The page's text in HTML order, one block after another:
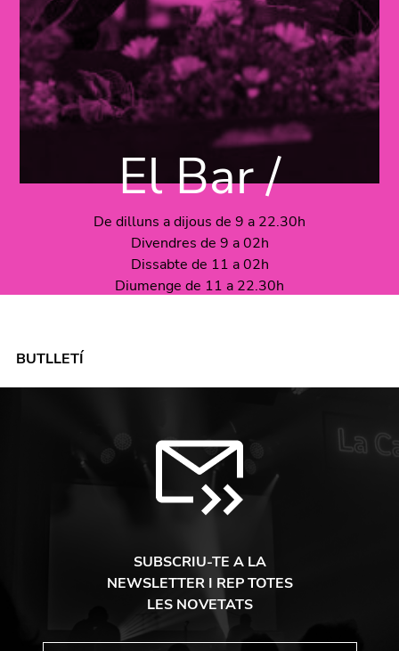
El Bar /
De dilluns a dijous de 9 a 22.30h
Divendres de 9 a 02h
Dissabte de 11 a 02h
Diumenge de 11 a 22.30h
BUTLLETÍ
SUBSCRIU-TE A LA
NEWSLETTER I REP TOTES
LES NOVETATS